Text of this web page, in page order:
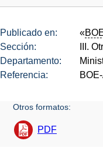
Publicado en: «
Sección:
III.
Departamento:
Referencia:
Otros formatos:
PDF